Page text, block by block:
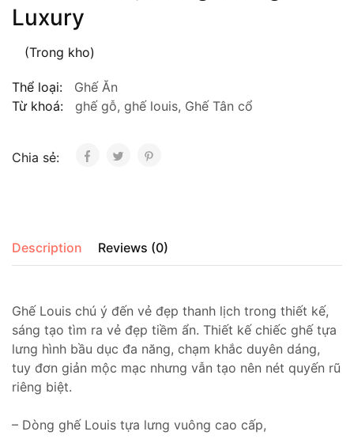
Luxury
(Trong kho)
Thể loại:
Ghế Ăn
Từ khoá:
ghế gỗ, ghế louis, Ghế Tân cổ
Chia sẻ:
Description Reviews (0)
Ghế Louis chú ý đến vẻ đẹp thanh lịch trong thiết kế,
sáng tạo tìm ra vẻ đẹp tiềm ẩn. Thiết kế chiếc ghế tựa
lưng hình bầu dục đa năng, chạm khắc duyên dáng,
tuy đơn giản mộc mạc nhưng vẫn tạo nên nét quyến rũ
riêng biệt.
– Dòng ghế Louis tựa lưng vuông cao cấp,